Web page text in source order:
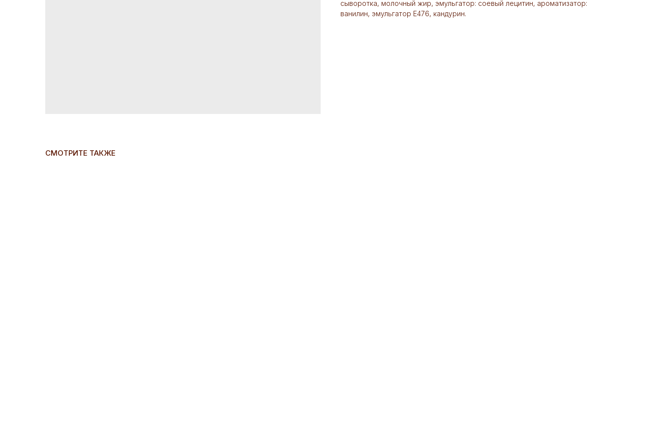
сыворотка, молочный жир, эмульгатор: соевый лецитин, ароматизатор:
ванилин, эмульгатор Е476, кандурин.
СМОТРИТЕ ТАКЖЕ